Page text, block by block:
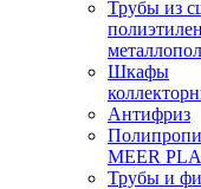
Трубы из
Шкафы
Антифриз
MEER
Трубы и